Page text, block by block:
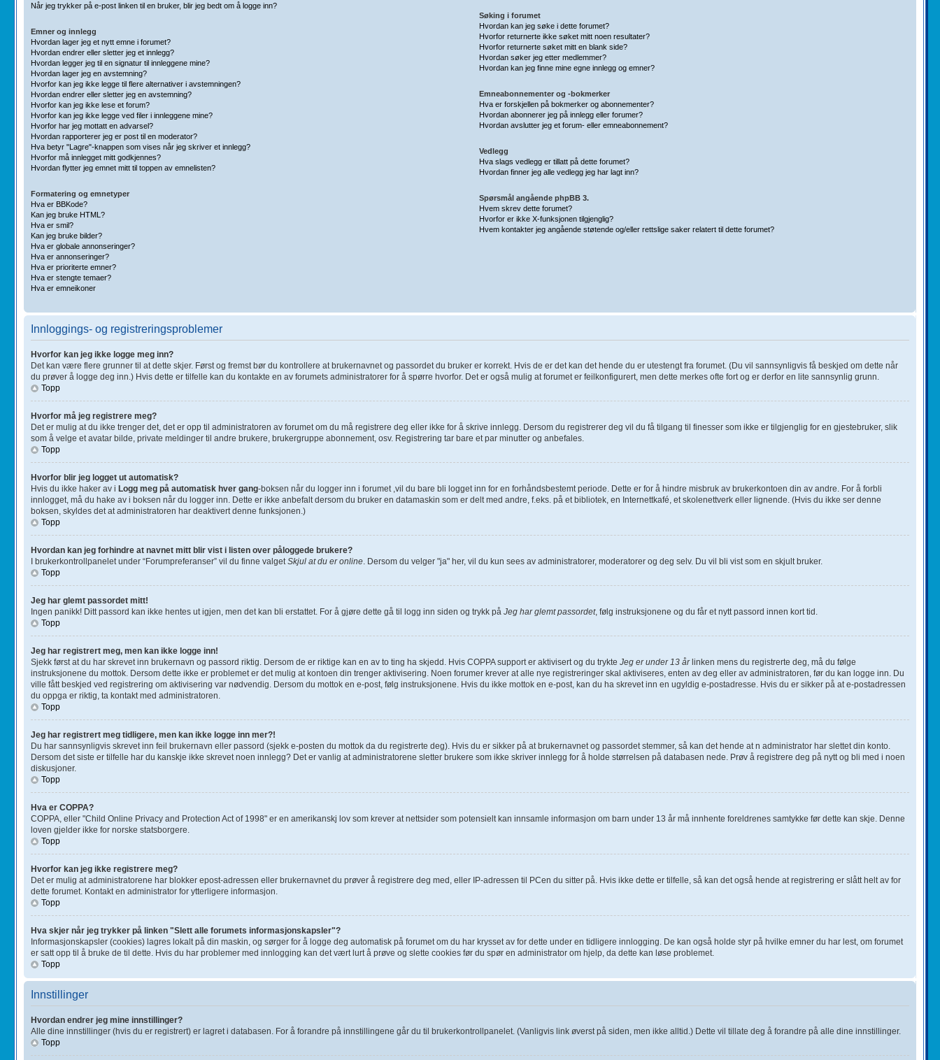
Når jeg trykker på e-post linken til en bruker, blir jeg bedt om å logge inn?
Emner og innlegg
Hvordan lager jeg et nytt emne i forumet?
Hvordan endrer eller sletter jeg et innlegg?
Hvordan legger jeg til en signatur til innleggene mine?
Hvordan lager jeg en avstemning?
Hvorfor kan jeg ikke legge til flere alternativer i avstemningen?
Hvordan endrer eller sletter jeg en avstemning?
Hvorfor kan jeg ikke lese et forum?
Hvorfor kan jeg ikke legge ved filer i innleggene mine?
Hvorfor har jeg mottatt en advarsel?
Hvordan rapporterer jeg er post til en moderator?
Hva betyr "Lagre"-knappen som vises når jeg skriver et innlegg?
Hvorfor må innlegget mitt godkjennes?
Hvordan flytter jeg emnet mitt til toppen av emnelisten?
Formatering og emnetyper
Hva er BBKode?
Kan jeg bruke HTML?
Hva er smil?
Kan jeg bruke bilder?
Hva er globale annonseringer?
Hva er annonseringer?
Hva er prioriterte emner?
Hva er stengte temaer?
Hva er emneikoner
Søking i forumet
Hvordan kan jeg søke i dette forumet?
Hvorfor returnerte ikke søket mitt noen resultater?
Hvorfor returnerte søket mitt en blank side?
Hvordan søker jeg etter medlemmer?
Hvordan kan jeg finne mine egne innlegg og emner?
Emneabonnementer og -bokmerker
Hva er forskjellen på bokmerker og abonnementer?
Hvordan abonnerer jeg på innlegg eller forumer?
Hvordan avslutter jeg et forum- eller emneabonnement?
Vedlegg
Hva slags vedlegg er tillatt på dette forumet?
Hvordan finner jeg alle vedlegg jeg har lagt inn?
Spørsmål angående phpBB 3.
Hvem skrev dette forumet?
Hvorfor er ikke X-funksjonen tilgjenglig?
Hvem kontakter jeg angående støtende og/eller rettslige saker relatert til dette forumet?
Innloggings- og registreringsproblemer
Hvorfor kan jeg ikke logge meg inn?
Det kan være flere grunner til at dette skjer. Først og fremst bør du kontrollere at brukernavnet og passordet du bruker er korrekt. Hvis de er det kan det hende du er utestengt fra forumet. (Du vil sannsynligvis få beskjed om dette når
du prøver å logge deg inn.) Hvis dette er tilfelle kan du kontakte en av forumets administratorer for å spørre hvorfor. Det er også mulig at forumet er feilkonfigurert, men dette merkes ofte fort og er derfor en lite sannsynlig grunn.
Topp
Hvorfor må jeg registrere meg?
Det er mulig at du ikke trenger det, det er opp til administratoren av forumet om du må registrere deg eller ikke for å skrive innlegg. Dersom du registrerer deg vil du få tilgang til finesser som ikke er tilgjenglig for en gjestebruker, slik
som å velge et avatar bilde, private meldinger til andre brukere, brukergruppe abonnement, osv. Registrering tar bare et par minutter og anbefales.
Topp
Hvorfor blir jeg logget ut automatisk?
Hvis du ikke haker av i Logg meg på automatisk hver gang-boksen når du logger inn i forumet ,vil du bare bli logget inn for en forhåndsbestemt periode. Dette er for å hindre misbruk av brukerkontoen din av andre. For å forbli
innlogget, må du hake av i boksen når du logger inn. Dette er ikke anbefalt dersom du bruker en datamaskin som er delt med andre, f.eks. på et bibliotek, en Internettkafé, et skolenettverk eller lignende. (Hvis du ikke ser denne
boksen, skyldes det at administratoren har deaktivert denne funksjonen.)
Topp
Hvordan kan jeg forhindre at navnet mitt blir vist i listen over påloggede brukere?
I brukerkontrollpanelet under “Forumpreferanser” vil du finne valgetSkjul at du er online. Dersom du velger "ja" her, vil du kun sees av administratorer, moderatorer og deg selv. Du vil bli vist som en skjult bruker.
Topp
Jeg har glemt passordet mitt!
Ingen panikk! Ditt passord kan ikke hentes ut igjen, men det kan bli erstattet. For å gjøre dette gå til logg inn siden og trykk på Jeg har glemt passordet, følg instruksjonene og du får et nytt passord innen kort tid.
Topp
Jeg har registrert meg, men kan ikke logge inn!
Sjekk først at du har skrevet inn brukernavn og passord riktig. Dersom de er riktige kan en av to ting ha skjedd. Hvis COPPA support er aktivisert og du trykte Jeg er under 13 årlinken mens du registrerte deg, må du følge
instruksjonene du mottok. Dersom dette ikke er problemet er det mulig at kontoen din trenger aktivisering. Noen forumer krever at alle nye registreringer skal aktiviseres, enten av deg eller av administratoren, før du kan logge inn. Du
ville fått beskjed ved registrering om aktivisering var nødvendig. Dersom du mottok en e-post, følg instruksjonene. Hvis du ikke mottok en e-post, kan du ha skrevet inn en ugyldig e-postadresse. Hvis du er sikker på at e-postadressen
du oppga er riktig, ta kontakt med administratoren.
Topp
Jeg har registrert meg tidligere, men kan ikke logge inn mer?!
Du har sannsynligvis skrevet inn feil brukernavn eller passord (sjekk e-posten du mottok da du registrerte deg). Hvis du er sikker på at brukernavnet og passordet stemmer, så kan det hende at n administrator har slettet din konto.
Dersom det siste er tilfelle har du kanskje ikke skrevet noen innlegg? Det er vanlig at administratorene sletter brukere som ikke skriver innlegg for å holde størrelsen på databasen nede. Prøv å registrere deg på nytt og bli med i noen
diskusjoner.
Topp
Hva er COPPA?
COPPA, eller "Child Online Privacy and Protection Act of 1998" er en amerikanskj lov som krever at nettsider som potensielt kan innsamle informasjon om barn under 13 år må innhente foreldrenes samtykke før dette kan skje. Denne
loven gjelder ikke for norske statsborgere.
Topp
Hvorfor kan jeg ikke registrere meg?
Det er mulig at administratorene har blokker epost-adressen eller brukernavnet du prøver å registrere deg med, eller IP-adressen til PCen du sitter på. Hvis ikke dette er tilfelle, så kan det også hende at registrering er slått helt av for
dette forumet. Kontakt en administrator for ytterligere informasjon.
Topp
Hva skjer når jeg trykker på linken "Slett alle forumets informasjonskapsler"?
Informasjonskapsler (cookies) lagres lokalt på din maskin, og sørger for å logge deg automatisk på forumet om du har krysset av for dette under en tidligere innlogging. De kan også holde styr på hvilke emner du har lest, om forumet
er satt opp til å bruke de til dette. Hvis du har problemer med innlogging kan det vært lurt å prøve og slette cookies før du spør en administrator om hjelp, da dette kan løse problemet.
Topp
Innstillinger
Hvordan endrer jeg mine innstillinger?
Alle dine innstillinger (hvis du er registrert) er lagret i databasen. For å forandre på innstillingene går du til brukerkontrollpanelet. (Vanligvis link øverst på siden, men ikke alltid.) Dette vil tillate deg å forandre på alle dine innstillinger.
Topp